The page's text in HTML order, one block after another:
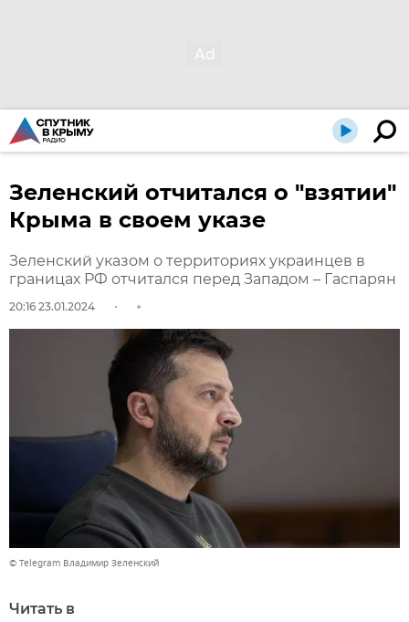
Зеленский отчитался о "взятии"
Крыма в своем указе
Зеленский указом о территориях украинцев в
границах РФ отчитался перед Западом – Гаспарян
20:16 23.01.2024
© Telegram Владимир Зеленский
Читать в